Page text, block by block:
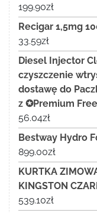
199.90zł
Recigar 1,5mg
33.59zł
Diesel Injector
czyszczenie
dostawę do
z ✪Premium Free
56.04zł
Bestway Hydro
899.00zł
KURTKA
KINGSTON
539.10zł